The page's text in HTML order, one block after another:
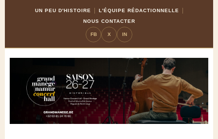
UN PEU D'HISTOIRE
L'ÉQUIPE RÉDACTIONNELLE
NOUS CONTACTER
FB X IN